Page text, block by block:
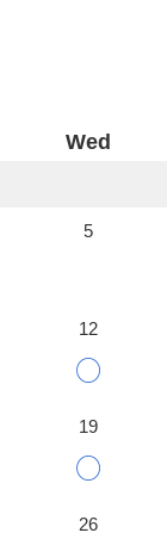
Wed
5
12
○
19
○
26